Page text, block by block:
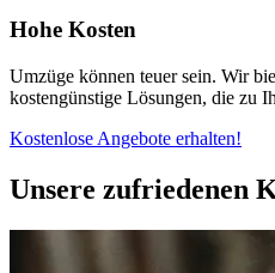
Hohe Kosten
Umzüge können teuer sein. Wir
kostengünstige Lösungen, die zu
Kostenlose Angebote erhalten!
Unsere zufriedenen